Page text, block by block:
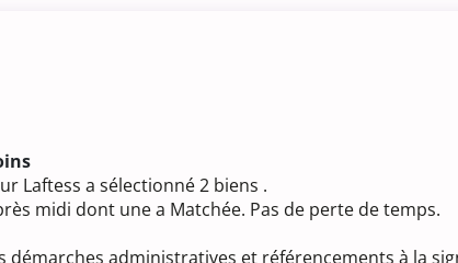
Laftess a sélectionné 2 biens .
midi dont une a Matchée. Pas de perte de temps.
démarches administratives et référencements à la